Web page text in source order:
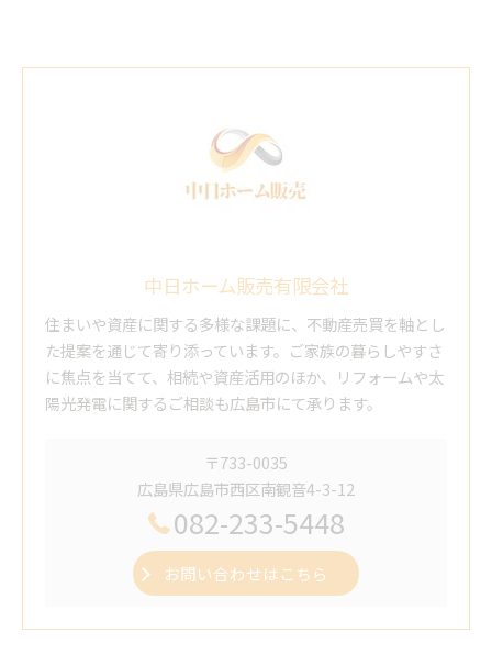
中日ホーム販売有限会社
住まいや資産に関する多様な課題に、不動産売買を軸とし
た提案を通じて寄り添っています。ご家族の暮らしやすさ
に焦点を当てて、相続や資産活用のほか、リフォームや太
陽光発電に関するご相談も広島市にて承ります。
〒733-0035
広島県広島市西区南観音4-3-12
082-233-5448
お問い合わせはこちら